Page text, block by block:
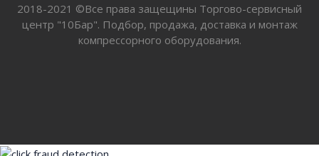
2018-2021 ©Все права защещины Торгово-сервисный
центр "10Бар". Подбор, продажа, доставка и монтаж
компрессорного оборудования.